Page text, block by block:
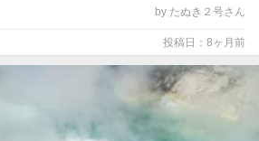
by たぬき２号さん
投稿日：8ヶ月前